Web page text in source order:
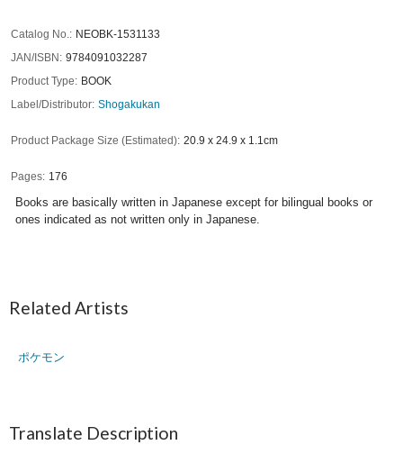
Catalog No.
NEOBK-1531133
JAN/ISBN
9784091032287
Product Type
BOOK
Label/Distributor Shogakukan
Product Package Size (Estimated) 20.9 x 24.9 x 1.1cm
Pages 176
Books are basically written in Japanese except for bilingual books or
ones indicated as not written only in Japanese.
Related Artists
ポケモン
Translate Description